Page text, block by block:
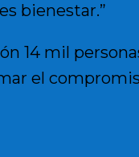
bienestar.”
14 mil
el